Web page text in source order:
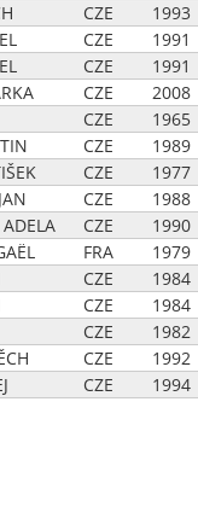
CZE
1993
CZE
1991
CZE
1991
CZE
2008
CZE
1965
CZE
1989
CZE
1977
CZE
1988
CZE
1990
FRA
1979
CZE
1984
CZE
1984
CZE
1982
CZE
1992
CZE 1994